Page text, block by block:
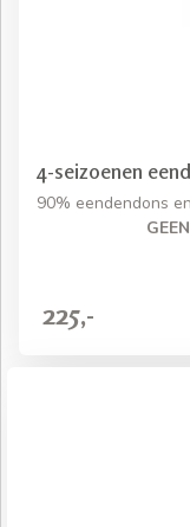
4-seizoenen
90% eendendons
225,-